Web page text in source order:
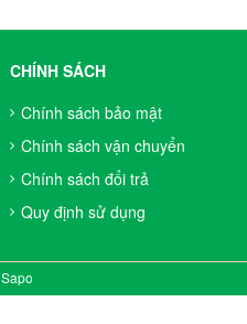
CHÍNH SÁCH
Chính sách bảo mật
Chính sách vận chuyển
Chính sách đổi trả
Quy định sử dụng
Sapo